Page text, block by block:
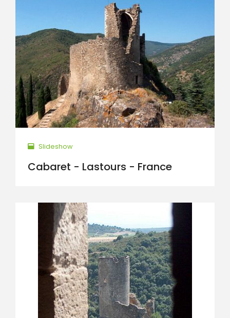
Slideshow
Cabaret - Lastours - France